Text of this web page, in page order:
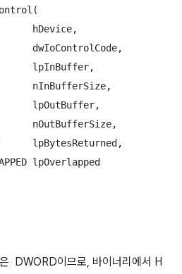
hDevice,
dwIoControlCode,
lpInBuffer,
nInBufferSize,
lpOutBuffer,
nOutBufferSize,
lpBytesReturned,
lpOverlapped
DWORD이므로, 바이너리에서 H